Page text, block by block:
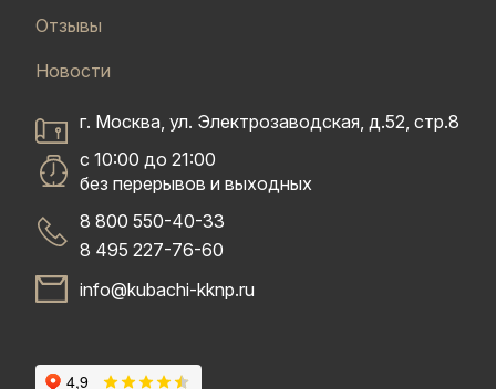
Отзывы
Новости
г. Москва, ул. Электрозаводская, д.52, стр.8
с 10:00 до 21:00
без перерывов и выходных
8 800 550-40-33
8 495 227-76-60
info@kubachi-kknp.ru